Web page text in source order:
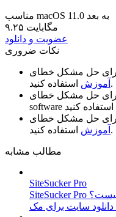
مناسب macOS 11.0 به بعد
۹.۲۵ مگابایت
عضویت و دانلود
نکات ضروری
آموزش استفاده کنید.
software
آموزش استفاده کنید.
مطالب مشابه
SiteSucker Pro
SiteSucker Pro چیست؟ SiteSucker Pro یکی از برنامه های